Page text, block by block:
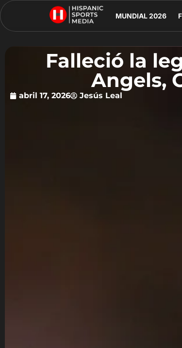
MUNDIAL 2026
Falleció la
Angels,
abril 17, 2026 Jesús Leal